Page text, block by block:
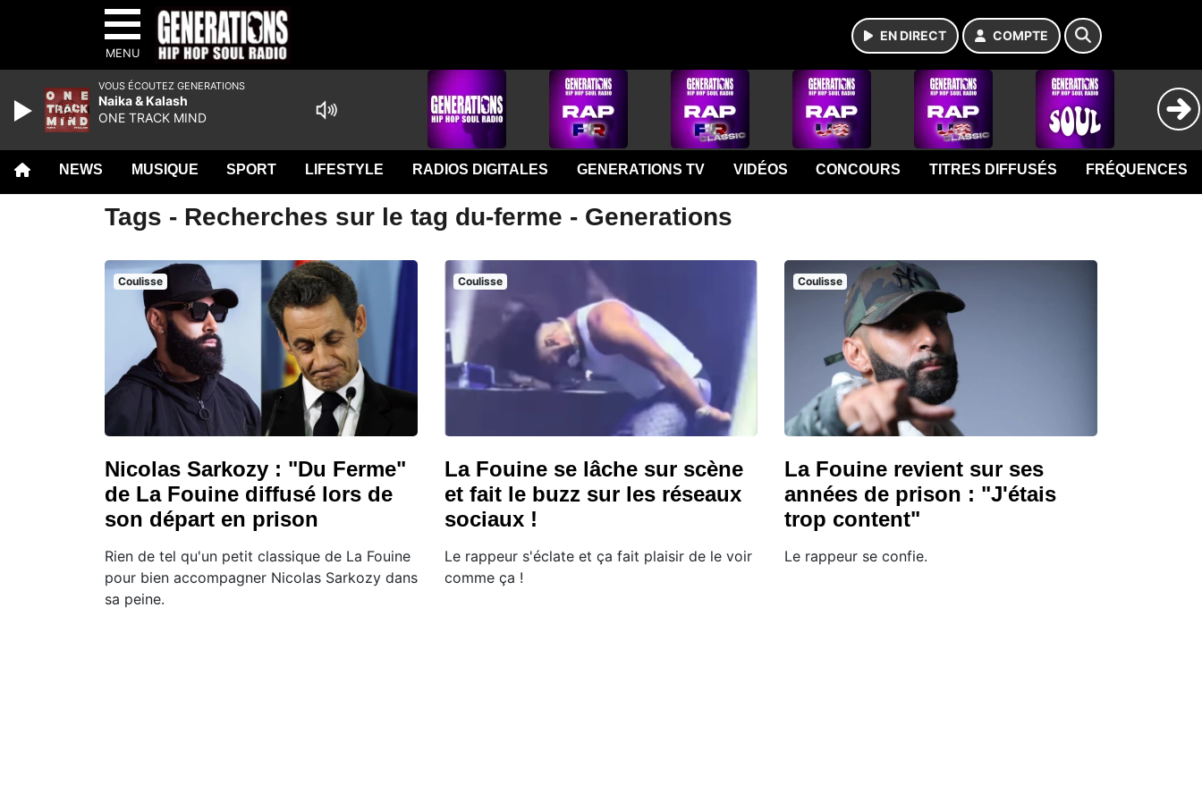
MENU
EN DIRECT COMPTE
NEWS MUSIQUE SPORT LIFESTYLE RADIOS DIGITALES GENERATIONS TV VIDÉOS CONCOURS TITRES DIFFUSÉS FRÉQUENCES
Tags - Recherches sur le tag du-ferme - Generations
Coulisse
Nicolas Sarkozy : "Du Ferme"
de La Fouine diffusé lors de
son départ en prison
Rien de tel qu'un petit classique de La Fouine
pour bien accompagner Nicolas Sarkozy dans
sa peine.
Coulisse
La Fouine se lâche sur scène
et fait le buzz sur les réseaux
sociaux !
Le rappeur s'éclate et ça fait plaisir de le voir
comme ça !
Coulisse
La Fouine revient sur ses
années de prison : "J'étais
trop content"
Le rappeur se confie.
VOUS ÉCOUTEZ GENERATIONS
Naika & Kalash
ONE TRACK MIND